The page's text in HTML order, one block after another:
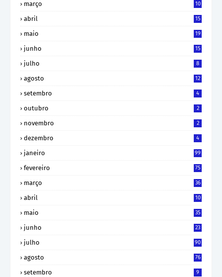
março 10
abril 15
maio 19
junho 15
julho 8
agosto 12
setembro 4
outubro 2
novembro 2
dezembro 4
janeiro 99
fevereiro 75
março 36
abril 10
maio 35
junho 23
julho 90
agosto 76
setembro 9